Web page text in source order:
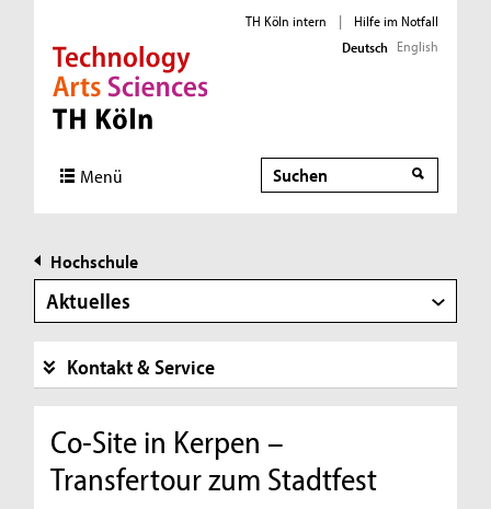
Direkt zur Hauptnavigation
Direkt zur Subnavigation
Direkt zum Inhalt
Direkt zum Fußbereich
TH Köln intern |
Hilfe im Notfall
Deutsch English
Menü Suche
Hochschule
Aktuelles
Kontakt & Service
Co-Site in Kerpen –
Transfertour zum Stadtfest